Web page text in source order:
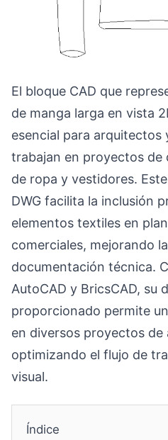
El bloque CAD que
de manga larga en vista
esencial para arquitectos
trabajan en proyectos de
de ropa y vestidores.
DWG facilita la inclusión
elementos textiles en
comerciales, mejorando
documentación técnica.
AutoCAD y BricsCAD, su
proporcionado permite
en diversos proyectos
optimizando el flujo de
visual.
Índice